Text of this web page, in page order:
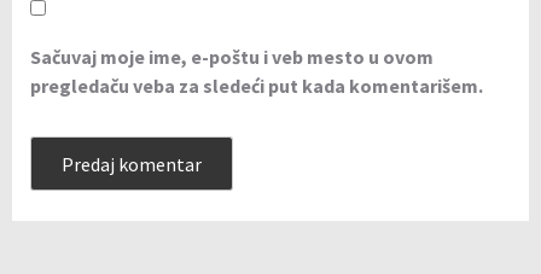
Sačuvaj moje ime, e-poštu i veb mesto u ovom
pregledaču veba za sledeći put kada komentarišem.